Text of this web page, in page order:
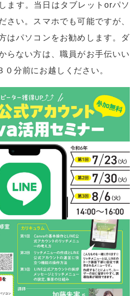
ます。当日はタブレットorパソ
さい。スマホでも可能ですが、
はパソコンをお勧めします。ダ
らない方は、職員がお手伝いい
０分前にお越しください。